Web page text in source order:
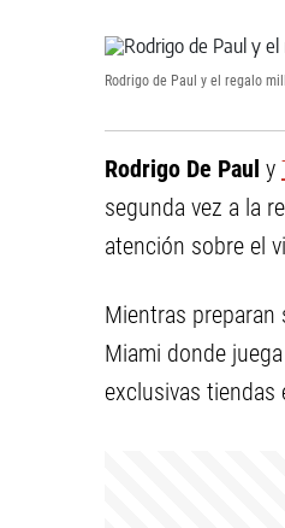
Rodrigo de Paul y el regalo
Rodrigo De Paul y
segunda vez a la
atención sobre el
Mientras
Miami donde
exclusivas